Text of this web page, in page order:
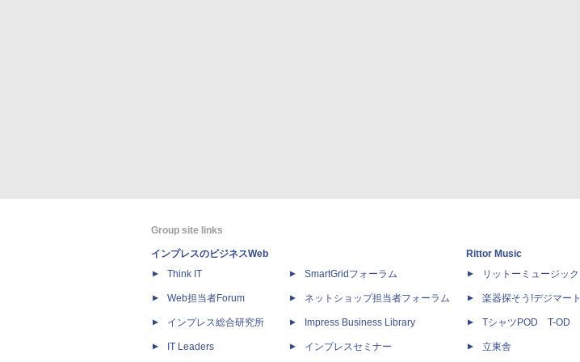
Group site links
インプレスのビジネスWeb
Think IT
Web担当者Forum
インプレス総合研究所
IT Leaders
SmartGridフォーラム
ネットショップ担当者フォーラム
Impress Business Library
インプレスセミナー
Rittor Music
リットーミュージック
楽器探そう!デジマート
TシャツPOD T-OD
立東舎